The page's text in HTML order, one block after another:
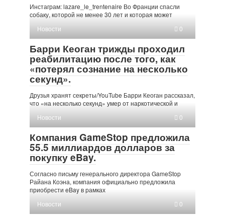
Инстаграм: lazare_le_trentenaire Во Франции спасли
собаку, которой не менее 30 лет и которая может
Новости
0
Барри Кеоган трижды проходил
реабилитацию после того, как
«потерял сознание на несколько
секунд».
Друзья хранят секреты/YouTube Барри Кеоган рассказал,
что «на несколько секунд» умер от наркотической и
Новости
0
Компания GameStop предложила
55.5 миллиардов долларов за
покупку eBay.
Согласно письму генерального директора GameStop
Райана Коэна, компания официально предложила
приобрести eBay в рамках
Новости
0